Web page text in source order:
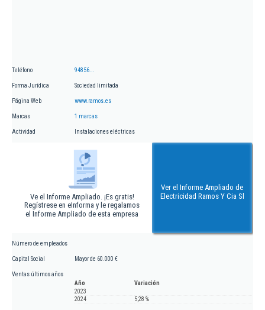
Teléfono 94856...
Forma Jurídica Sociedad limitada
Página Web www.ramos.es
Marcas 1 marcas
Actividad Instalaciones eléctricas
Ve el Informe Ampliado. ¡Es gratis!
Regístrese en eInforma y le regalamos
el Informe Ampliado de esta empresa
Ver el Informe Ampliado de
Electricidad Ramos Y Cia Sl
Número de empleados
Capital Social Mayor de 60.000 €
Ventas últimos años
Año
Variación
2023
2024
5,28 %